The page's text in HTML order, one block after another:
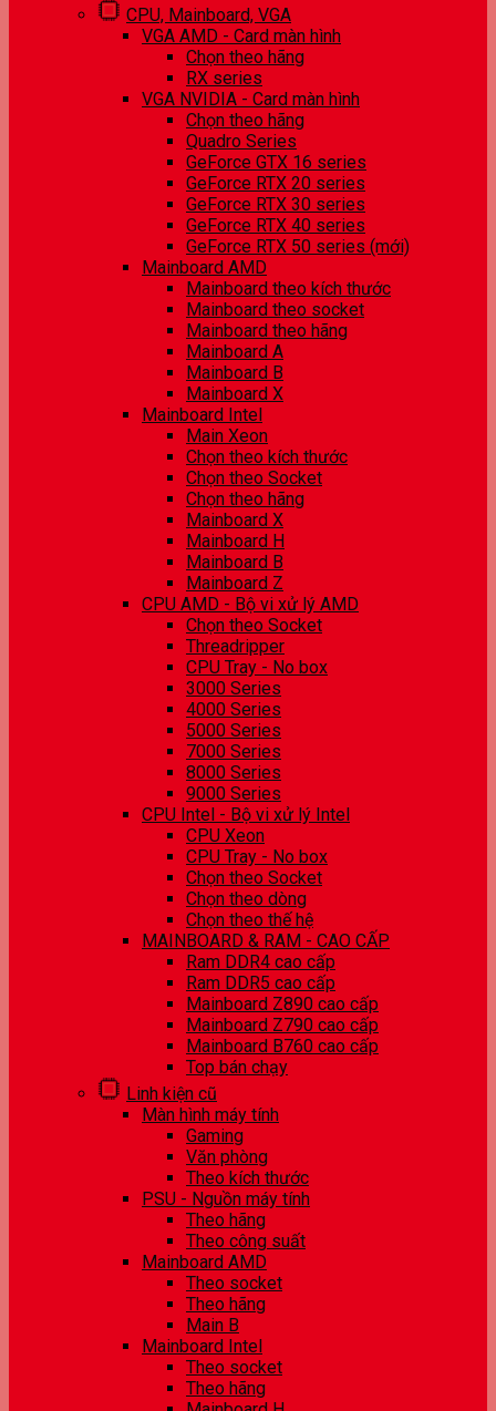
CPU, Mainboard, VGA
VGA AMD - Card màn hình
Chọn theo hãng
RX series
VGA NVIDIA - Card màn hình
Chọn theo hãng
Quadro Series
GeForce GTX 16 series
GeForce RTX 20 series
GeForce RTX 30 series
GeForce RTX 40 series
GeForce RTX 50 series (mới)
Mainboard AMD
Mainboard theo kích thước
Mainboard theo socket
Mainboard theo hãng
Mainboard A
Mainboard B
Mainboard X
Mainboard Intel
Main Xeon
Chọn theo kích thước
Chọn theo Socket
Chọn theo hãng
Mainboard X
Mainboard H
Mainboard B
Mainboard Z
CPU AMD - Bộ vi xử lý AMD
Chọn theo Socket
Threadripper
CPU Tray - No box
3000 Series
4000 Series
5000 Series
7000 Series
8000 Series
9000 Series
CPU Intel - Bộ vi xử lý Intel
CPU Xeon
CPU Tray - No box
Chọn theo Socket
Chọn theo dòng
Chọn theo thế hệ
MAINBOARD & RAM - CAO CẤP
Ram DDR4 cao cấp
Ram DDR5 cao cấp
Mainboard Z890 cao cấp
Mainboard Z790 cao cấp
Mainboard B760 cao cấp
Top bán chạy
Linh kiện cũ
Màn hình máy tính
Gaming
Văn phòng
Theo kích thước
PSU - Nguồn máy tính
Theo hãng
Theo công suất
Mainboard AMD
Theo socket
Theo hãng
Main B
Mainboard Intel
Theo socket
Theo hãng